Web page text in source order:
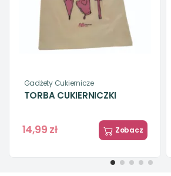
Gadżety Cukiernicze
TORBA CUKIERNICZKI
14,99 zł Zobacz